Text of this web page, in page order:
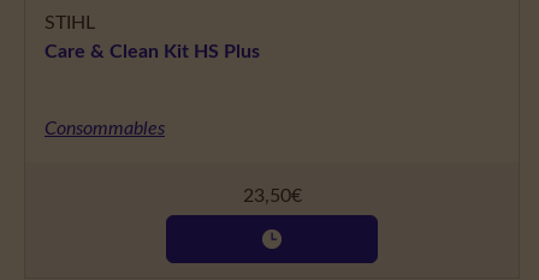
STIHL
Care & Clean Kit HS Plus
Consommables
23,50€